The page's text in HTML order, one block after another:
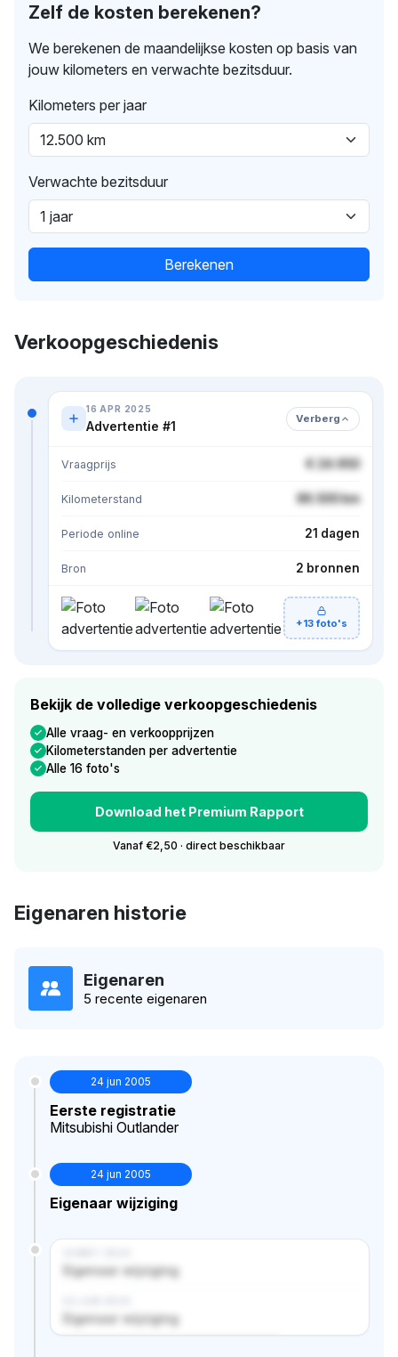
Zelf de kosten berekenen?
We berekenen de maandelijkse kosten op basis van
jouw kilometers en verwachte bezitsduur.
Kilometers per jaar
Verwachte bezitsduur
Berekenen
Verkoopgeschiedenis
16 APR 2025
Advertentie #1 Verberg
Vraagprijs € 24.950
Kilometerstand 86.500 km
Periode online 21 dagen
Bron 2 bronnen
+13 foto's
Bekijk de volledige verkoopgeschiedenis
Alle vraag- en verkoopprijzen
Kilometerstanden per advertentie
Alle 16 foto's
Download het Premium Rapport
Vanaf €2,50 · direct beschikbaar
Eigenaren historie
Eigenaren
5 recente eigenaren
24 jun 2005
Eerste registratie
Mitsubishi Outlander
24 jun 2005
Eigenaar wijziging
Eigenaar wijziging
Eigenaar wijziging